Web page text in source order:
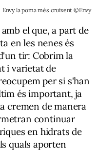
Envy la poma més cruixent ©Envy
el que, a part de
en les nenes és
tir: Cobrim la
i varietat de
per si s'han
és important, ja
cremen de manera
continuar
en hidrats de
quals aporten